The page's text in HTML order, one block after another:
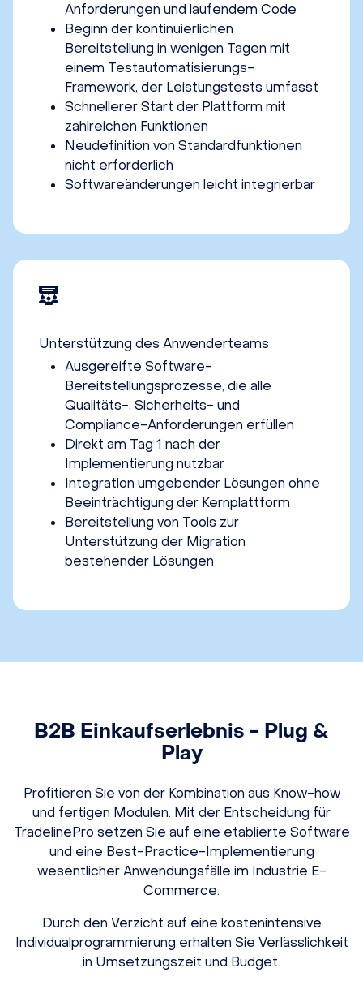
Anforderungen und laufendem Code
Beginn der kontinuierlichen
Bereitstellung in wenigen Tagen mit
einem Testautomatisierungs-
Framework, der Leistungstests umfasst
Schnellerer Start der Plattform mit
zahlreichen Funktionen
Neudefinition von Standardfunktionen
nicht erforderlich
Softwareänderungen leicht integrierbar
Unterstützung des Anwenderteams
Ausgereifte Software-
Bereitstellungsprozesse, die alle
Qualitäts-, Sicherheits- und
Compliance-Anforderungen erfüllen
Direkt am Tag 1 nach der
Implementierung nutzbar
Integration umgebender Lösungen ohne
Beeinträchtigung der Kernplattform
Bereitstellung von Tools zur
Unterstützung der Migration
bestehender Lösungen
B2B Einkaufserlebnis - Plug &
Play
Profitieren Sie von der Kombination aus Know-how
und fertigen Modulen. Mit der Entscheidung für
TradelinePro setzen Sie auf eine etablierte Software
und eine Best-Practice-Implementierung
wesentlicher Anwendungsfälle im Industrie E-
Commerce.
Durch den Verzicht auf eine kostenintensive
Individualprogrammierung erhalten Sie Verlässlichkeit
in Umsetzungszeit und Budget.